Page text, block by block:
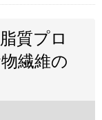
質プロ
繊維の